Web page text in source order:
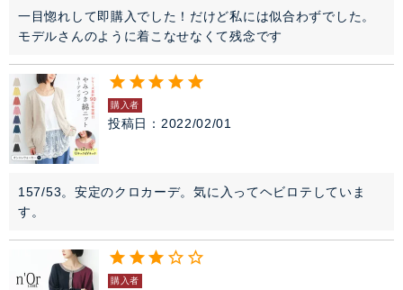
一目惚れして即購入でした！だけど私には似合わずでした。
モデルさんのように着こなせなくて残念です
購入者
投稿日 2022/02/01
157/53。安定のクロカーデ。気に入ってヘビロテしていま
す。
購入者